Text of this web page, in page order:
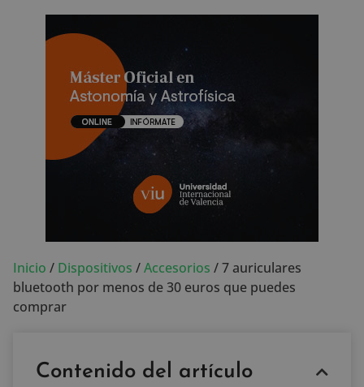
Inicio / Dispositivos /Accesorios /7 auriculares
bluetooth por menos de 30 euros que puedes
comprar
Contenido del artículo